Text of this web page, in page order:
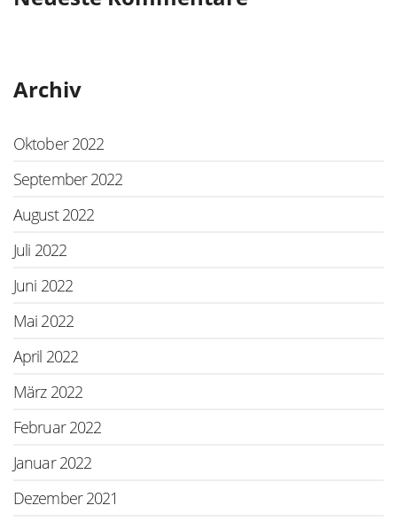
Archiv
Oktober 2022
September 2022
August 2022
Juli 2022
Juni 2022
Mai 2022
April 2022
März 2022
Februar 2022
Januar 2022
Dezember 2021